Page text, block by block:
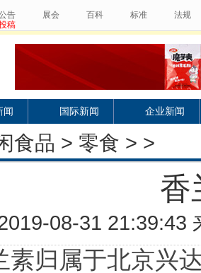
告 展会 百科 标准
法规
稿
闻 国际新闻 企业新闻
食品 > 零食 > >
香
08-31 21:39:43
属于北京兴达